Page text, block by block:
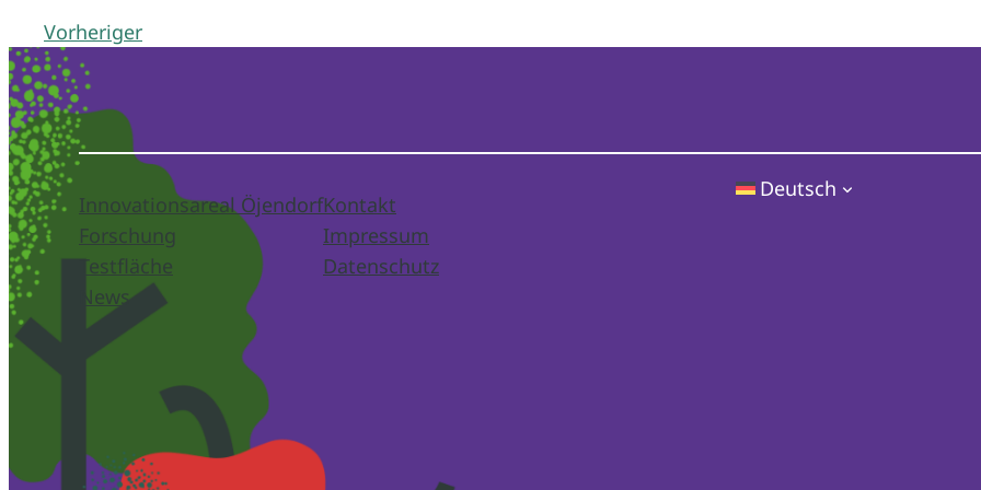
Vorheriger
Innovationsareal Öjendorf
Forschung
Testfläche
News
Kontakt
Impressum
Datenschutz
Deutsch